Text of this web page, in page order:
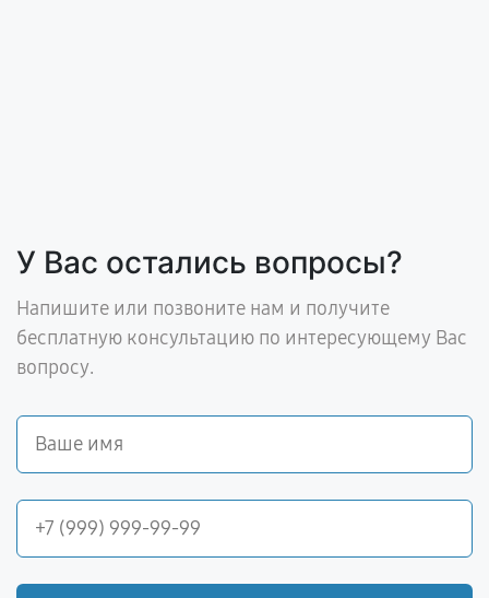
У Вас остались вопросы?
Напишите или позвоните нам и получите
бесплатную консультацию по интересующему Вас
вопросу.